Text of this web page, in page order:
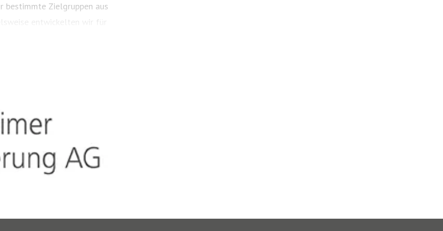
bestimmte Zielgruppen aus
entwickelten wir für
Diese tragen
und VALORIMA®.
wertvolle Gegenstände
besondere Gefahren.
Versicherungsschutz,
zu Verpackung,